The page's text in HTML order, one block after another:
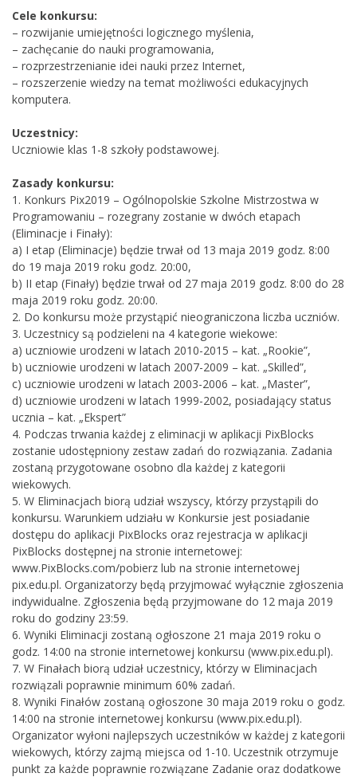
Cele konkursu:
– rozwijanie umiejętności logicznego myślenia,
– zachęcanie do nauki programowania,
– rozprzestrzenianie idei nauki przez Internet,
– rozszerzenie wiedzy na temat możliwości edukacyjnych
komputera.
Uczestnicy:
Uczniowie klas 1-8 szkoły podstawowej.
Zasady konkursu:
1. Konkurs Pix2019 – Ogólnopolskie Szkolne Mistrzostwa w
Programowaniu – rozegrany zostanie w dwóch etapach
(Eliminacje i Finały):
a) I etap (Eliminacje) będzie trwał od 13 maja 2019 godz. 8:00
do 19 maja 2019 roku godz. 20:00,
b) II etap (Finały) będzie trwał od 27 maja 2019 godz. 8:00 do 28
maja 2019 roku godz. 20:00.
2. Do konkursu może przystąpić nieograniczona liczba uczniów.
3. Uczestnicy są podzieleni na 4 kategorie wiekowe:
a) uczniowie urodzeni w latach 2010-2015 – kat. „Rookie”,
b) uczniowie urodzeni w latach 2007-2009 – kat. „Skilled”,
c) uczniowie urodzeni w latach 2003-2006 – kat. „Master”,
d) uczniowie urodzeni w latach 1999-2002, posiadający status
ucznia – kat. „Ekspert”
4. Podczas trwania każdej z eliminacji w aplikacji PixBlocks
zostanie udostępniony zestaw zadań do rozwiązania. Zadania
zostaną przygotowane osobno dla każdej z kategorii
wiekowych.
5. W Eliminacjach biorą udział wszyscy, którzy przystąpili do
konkursu. Warunkiem udziału w Konkursie jest posiadanie
dostępu do aplikacji PixBlocks oraz rejestracja w aplikacji
PixBlocks dostępnej na stronie internetowej:
www.PixBlocks.com/pobierz lub na stronie internetowej
pix.edu.pl. Organizatorzy będą przyjmować wyłącznie zgłoszenia
indywidualne. Zgłoszenia będą przyjmowane do 12 maja 2019
roku do godziny 23:59.
6. Wyniki Eliminacji zostaną ogłoszone 21 maja 2019 roku o
godz. 14:00 na stronie internetowej konkursu (www.pix.edu.pl).
7. W Finałach biorą udział uczestnicy, którzy w Eliminacjach
rozwiązali poprawnie minimum 60% zadań.
8. Wyniki Finałów zostaną ogłoszone 30 maja 2019 roku o godz.
14:00 na stronie internetowej konkursu (www.pix.edu.pl).
Organizator wyłoni najlepszych uczestników w każdej z kategorii
wiekowych, którzy zajmą miejsca od 1-10. Uczestnik otrzymuje
punkt za każde poprawnie rozwiązane Zadanie oraz dodatkowe